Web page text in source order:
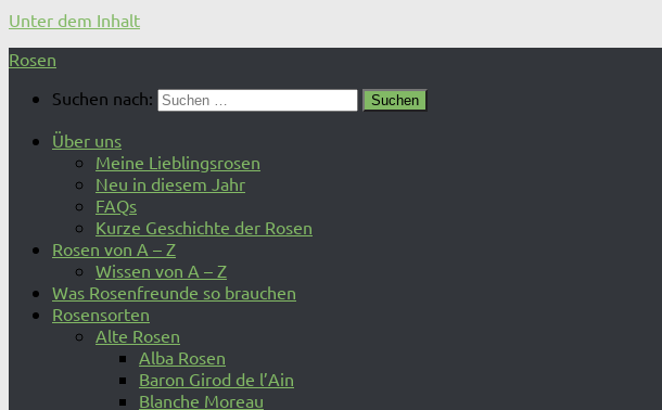
Unter dem Inhalt
Rosen
Suchen nach:
Über uns
Meine Lieblingsrosen
Neu in diesem Jahr
FAQs
Kurze Geschichte der Rosen
Rosen von A – Z
Wissen von A – Z
Was Rosenfreunde so brauchen
Rosensorten
Alte Rosen
Alba Rosen
Baron Girod de l’Ain
Blanche Moreau